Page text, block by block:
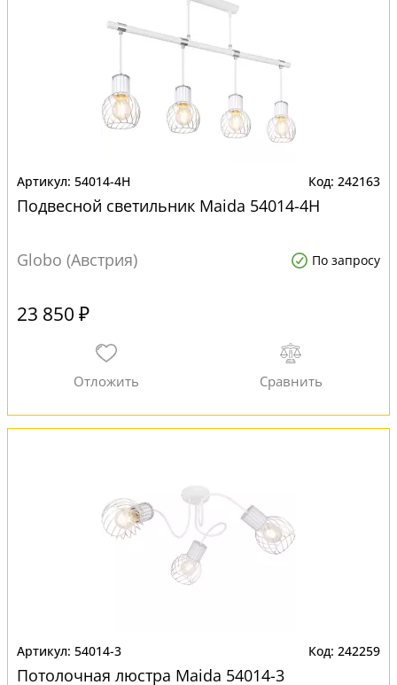
54014-4H 242163
Подвесной светильник Maida 54014-4H
Globo (Австрия) По запросу
23 850 ₽
54014-3 242259
Потолочная люстра Maida 54014-3